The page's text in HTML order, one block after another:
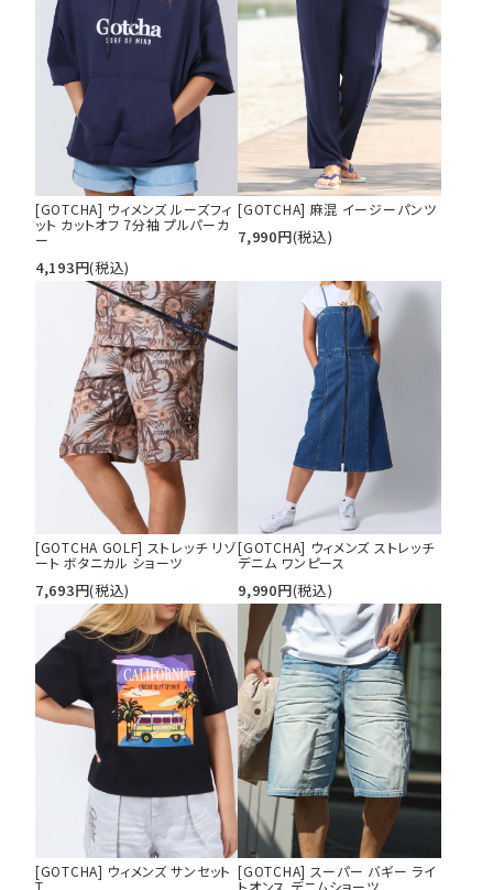
カラー
tune 絞り込んで検索する
[GOTCHA] ウィメンズ ルーズフィ
ット カットオフ 7分袖 プルパーカ
ー
4,193円(税込)
[GOTCHA] 麻混 イージーパンツ
7,990円(税込)
[GOTCHA GOLF] ストレッチ リゾ
ート ボタニカル ショーツ
7,693円(税込)
[GOTCHA] ウィメンズ ストレッチ
デニム ワンピース
9,990円(税込)
[GOTCHA] ウィメンズ サンセット
T
[GOTCHA] スーパー バギー ライ
トオンス デニムショーツ